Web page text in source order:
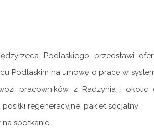
Podlaskiego przedstawi
Podlaskim na umowę o pracę w
pracowników z Radzynia i okolic
regeneracyjne, pakiet socjalny .
spotkanie.